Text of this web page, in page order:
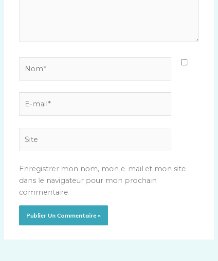
mail*
Enregistrer mon nom, mon e-mail et mon site
dans le navigateur pour mon prochain
commentaire.